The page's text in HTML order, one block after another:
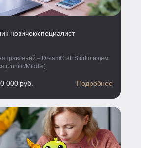
новичок/специалист
– DreamCraft Studio ищем
(Junior/Middle).
000 руб. Подробнее